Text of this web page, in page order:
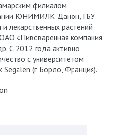
филиалом
ЮНИМИЛК-Данон, ГБУ
лекарственных растений
«Пивоваренная компания
С 2012 года активно
с университетом
(г. Бордо, Франция).